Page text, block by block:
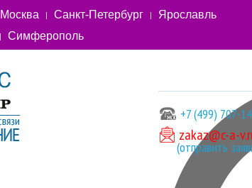
Москва Санкт-Петербург
Ярославль
Симферополь
+7 (499) 707-
zakaz@c-a-
(отправить